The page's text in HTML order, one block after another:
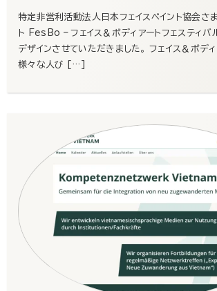
特定非営利活動法人日本フェイスペイント協会さ
ト FesBo – フェイス＆ボディアートフェスティバ
デザインさせていただきました。 フェイス＆ボディ
様々な人び […]